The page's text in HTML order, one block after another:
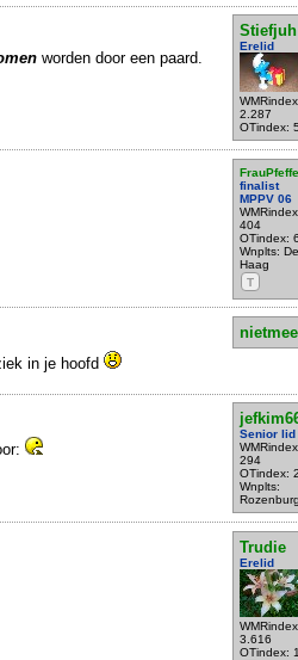
Stiefjuh
Erelid
2.287
OTindex:
worden door een paard.
finalist
MPPV 06
404
OTindex:
Wnplts:
Haag
T
in je hoofd
Senior lid
294
OTindex:
Wnplts:
Trudie
Erelid
3.616
OTindex: